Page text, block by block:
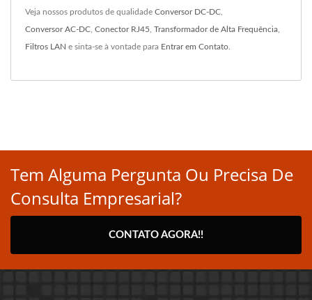
Veja nossos produtos de qualidade Conversor DC-DC
Conversor AC-DC Conector RJ45 Transformador de Alta Frequência
Filtros LAN e sinta-se à vontade para Entrar em Contato
Tem Alguma Pergunta Ou Precisa De
Consulta Empresarial?
CONTATO AGORA!!